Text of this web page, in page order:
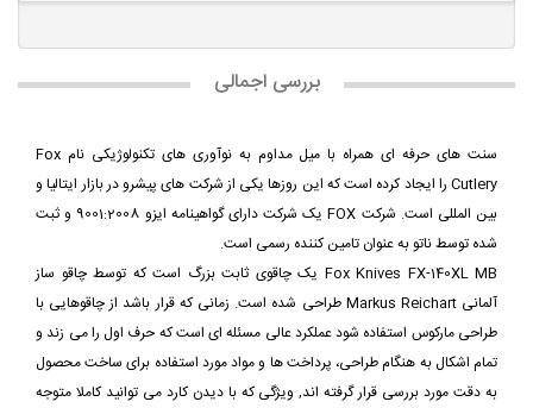
بررسی اجمالی
سنت های حرفه ای همراه با میل مداوم به نوآوری های تکنولوژیکی نام Fox
Cutlery را ایجاد کرده است که این روزها یکی از شرکت های پیشرو در بازار ایتالیا و
بین المللی است. شرکت FOX یک شرکت دارای گواهینامه ایزو 9001:2008 و ثبت
شده توسط ناتو به عنوان تامین کننده رسمی است.
Fox Knives FX-140XL MB یک چاقوی ثابت بزرگ است که توسط چاقو ساز
آلمانی Markus Reichart طراحی شده است. زمانی که قرار باشد از چاقوهایی با
طراحی مارکوس استفاده شود عملکرد عالی مسئله ای است که حرف اول را می زند و
تمام اشکال به هنگام طراحی، پرداخت ها و مواد مورد استفاده برای ساخت محصول
به دقت مورد بررسی قرار گرفته اند, ویژگی که با دیدن کارد می توانید کاملا متوجه